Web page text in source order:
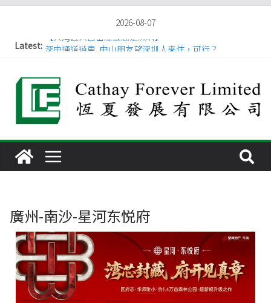
2026-08-07
Latest: 【大湾区人口密度最高是深圳】
珠海深圳過往30年比效
香港人選擇惠州惠城區和仲愷高新區作為大灣區“第二家
園
廣州-南沙-星河东悦府